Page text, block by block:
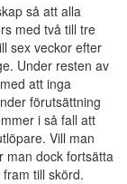
så att alla
med två till tre
sex veckor efter
Under resten av
att inga
förutsättning
i så fall att
Vill man
man dock fortsätta
till skörd.